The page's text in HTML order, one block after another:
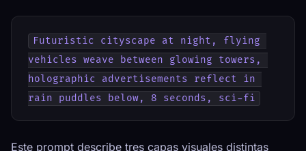
Futuristic cityscape at night, flying
vehicles weave between glowing towers,
holographic advertisements reflect in
rain puddles below, 8 seconds, sci-fi
Este prompt describe tres capas visuales distintas